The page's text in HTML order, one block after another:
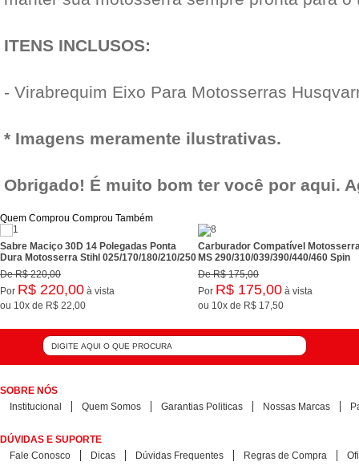
ITENS INCLUSOS:
- Virabrequim Eixo Para Motosserras
* Imagens meramente ilustrativas.
Obrigado! É muito bom ter você por aqui.
Quem Comprou Comprou Também
Sabre Maciço 30D 14 Polegadas Ponta
Dura Motosserra Stihl 025/170/180/210/250
DeR$ 220,00
Por R$ 220,00 à vista
ou 10x de R$ 22,00
Carburador Compatível
MS 290/310/039/390/440/460 Spin
DeR$ 175,00
Por R$ 175,00 à vista
ou 10x de R$ 17,50
SOBRE NÓS
Institucional
Quem Somos Garantias Politicas Nossas Marcas
DÚVIDAS E SUPORTE
Fale Conosco
Dicas Dúvidas Frequentes Regras de Compra